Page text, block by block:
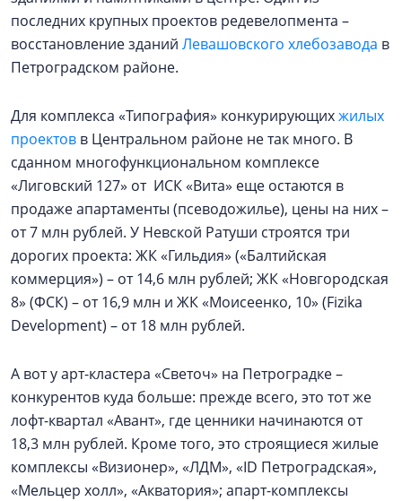
последних крупных проектов редевелопмента –
восстановление зданий Левашовского хлебозавода в
Петроградском районе.
Для комплекса «Типография» конкурирующихжилых
проектов в Центральном районе не так много. В
сданном многофункциональном комплексе
«Лиговский 127» от ИСК «Вита» еще остаются в
продаже апартаменты (псеводожилье), цены на них –
от 7 млн рублей. У Невской Ратуши строятся три
дорогих проекта: ЖК «Гильдия» («Балтийская
коммерция») – от 14,6 млн рублей; ЖК «Новгородская
8» (ФСК) – от 16,9 млн и ЖК «Моисеенко, 10» (Fizika
Development) – от 18 млн рублей.
А вот у арт-кластера «Светоч» на Петроградке –
конкурентов куда больше: прежде всего, это тот же
лофт-квартал «Авант», где ценники начинаются от
18,3 млн рублей. Кроме того, это строящиеся жилые
комплексы «Визионер», «ЛДМ», «ID Петроградская»,
«Мельцер холл», «Акватория»; апарт-комплексы